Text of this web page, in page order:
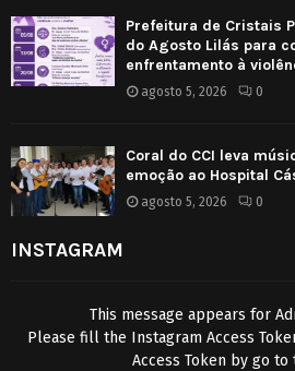
Prefeitura de Cristais
do Agosto Lilás para
enfrentamento à
agosto 5, 2026 0
Coral do CCI leva
emoção ao Hospital
agosto 5, 2026 0
INSTAGRAM
This message appears for
Please fill the Instagram Access
Access Token by go to